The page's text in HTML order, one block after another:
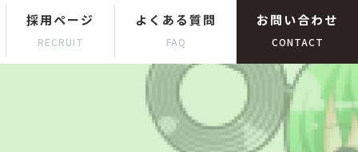
採用ページ
RECRUIT
よくある質問
FAQ
お問い合わせ
CONTACT